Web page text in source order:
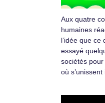
Aux quatre
humaines
l’idée que ce
essayé
sociétés
où